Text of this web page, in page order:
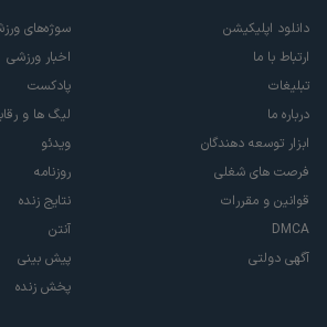
دانلود اپلیکیشن
ارتباط با ما
تبلیغات
درباره ما
ابزار توسعه دهندگان
فرصت های شغلی
قوانین و مقررات
DMCA
آگهی دولتی
سوژه‌های
اخبار ورزشی
پادکست
لیگ ها و
ویدئو
روزنامه
نتایج زنده
آنتن
پیش بینی
پخش زنده